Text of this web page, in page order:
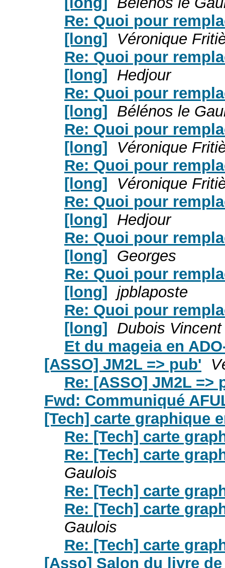
Re: Quoi pour
[long]
Véronique
Re: Quoi pour
[long] Hedjour
Re: Quoi pour
[long] Bélénos le
Re: Quoi pour
[long]
Véronique
Re: Quoi pour
[long]
Véronique
Re: Quoi pour
[long] Hedjour
Re: Quoi pour
[long] Georges
Re: Quoi pour
[long] jpblaposte
Re: Quoi pour
[long] Dubois Vincent
Et du mageia en
[ASSO] JM2L => pub'
Re: [ASSO] JM2L =>
Fwd: Communiqué
[Tech] carte graphique
Re: [Tech] carte
Re: [Tech] carte
Gaulois
Re: [Tech] carte
Re: [Tech] carte
Gaulois
Re: [Tech] carte
[Asso] Salon du livre